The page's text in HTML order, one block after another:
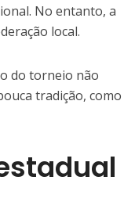
No entanto, a
local.
do torneio não
tradição, como